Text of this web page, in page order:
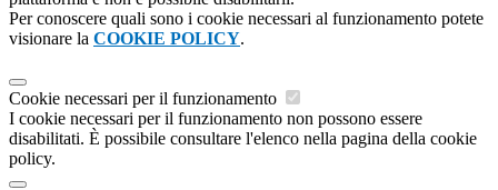
Per conoscere quali sono i cookie necessari al funzionamento potete
visionare la COOKIE POLICY.
Cookie necessari per il funzionamento
I cookie necessari per il funzionamento non possono essere
disabilitati. È possibile consultare l'elenco nella pagina della cookie
policy.